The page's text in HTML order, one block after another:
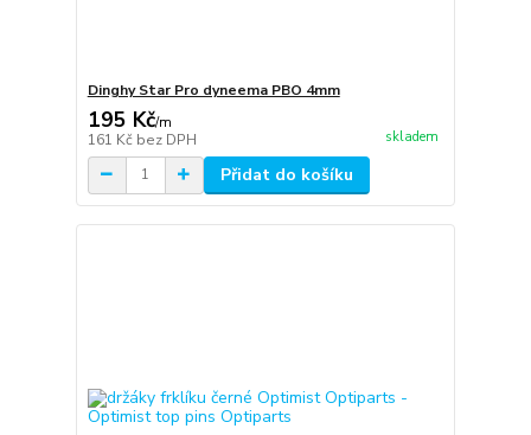
Dinghy Star Pro dyneema PBO 4mm
195 Kč/m
161 Kč bez DPH skladem
Přidat do košíku